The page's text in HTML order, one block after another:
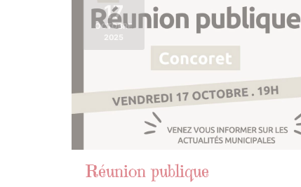
17
OCTOBRE
2025
Réunion publique